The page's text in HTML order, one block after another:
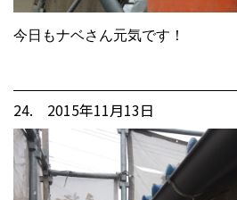
今日もナベさん元気です！
24. 2015年11月13日